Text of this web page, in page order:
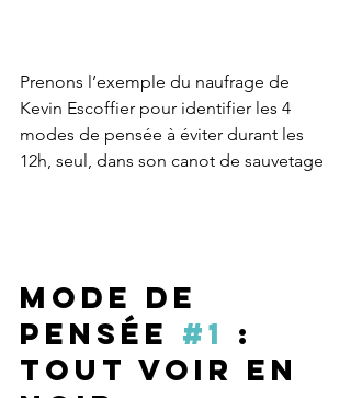
Prenons l’exemple du naufrage de
Kevin Escoffier pour identifier les 4
modes de pensée à éviter durant les
12h, seul, dans son canot de sauvetage
Mode de
pensée #1 :
Tout voir en